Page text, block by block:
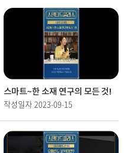
스마트~한 소재 연구의 모든 것!
작성일자2023-09-15